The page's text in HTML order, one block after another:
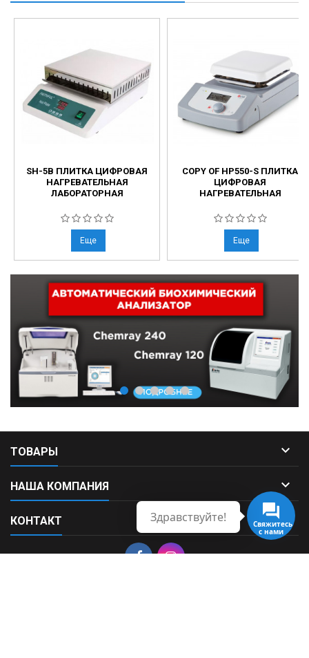
SH-5B ПЛИТКА ЦИФРОВАЯ
НАГРЕВАТЕЛЬНАЯ
ЛАБОРАТОРНАЯ
Еще
COPY OF HP550-S ПЛИТКА
ЦИФРОВАЯ
НАГРЕВАТЕЛЬНАЯ
Еще
ТОВАРЫ 
НАША КОМПАНИЯ 
КОНТАКТ 
Свяжитесь
с нами
Здравствуйте!